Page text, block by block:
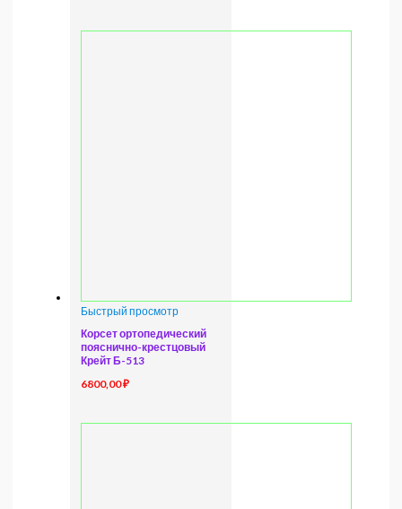
Быстрый просмотр
Корсет ортопедический
пояснично-крестцовый
Крейт Б-513
6800,00₽